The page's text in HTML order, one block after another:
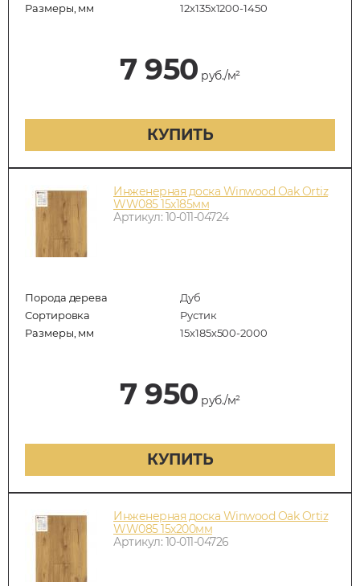
Размеры, мм
12х135х1200-1450
7 950 руб./м²
КУПИТЬ
Инженерная доска Winwood Oak Ortiz
WW085 15х185мм
Артикул: 10-011-04724
Порода дерева
Дуб
Сортировка
Рустик
Размеры, мм
15х185х500-2000
7 950 руб./м²
КУПИТЬ
Инженерная доска Winwood Oak Ortiz
WW085 15х200мм
Артикул: 10-011-04726